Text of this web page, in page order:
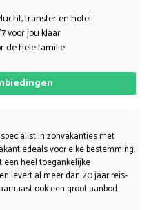
transfer en hotel
voor jou klaar
de hele familie
in zonvakanties met
voor elke bestemming.
een heel toegankelijke
levert al meer dan 20 jaar reis-
ook een groot aanbod